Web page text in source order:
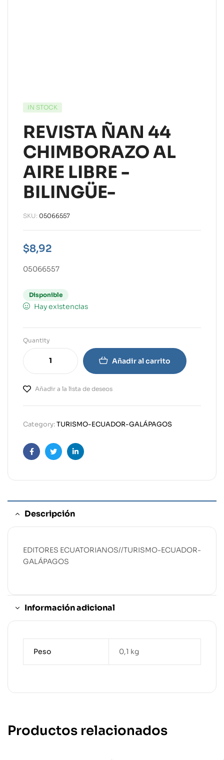
IN STOCK
REVISTA ÑAN 44
CHIMBORAZO AL
AIRE LIBRE -
BILINGÜE-
SKU: 05066557
$8,92
05066557
Disponible
Hay existencias
Quantity
Añadir al carrito
Añadir a la lista de deseos
Category:TURISMO-ECUADOR-GALÁPAGOS
FacebookTwitterLinkedin
Descripción
EDITORES ECUATORIANOS//TURISMO-ECUADOR-
GALÁPAGOS
Información adicional
Peso 0,1 kg
Productos relacionados